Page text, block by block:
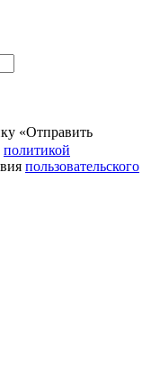
«Отправить
политикой
пользовательского